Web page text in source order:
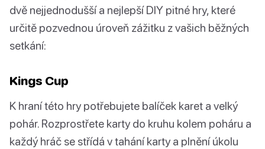
dvě nejjednodušší a nejlepší DIY pitné hry, které
určitě pozvednou úroveň zážitku z vašich běžných
setkání:
Kings Cup
K hraní této hry potřebujete balíček karet a velký
pohár. Rozprostřete karty do kruhu kolem poháru a
každý hráč se střídá v tahání karty a plnění úkolu